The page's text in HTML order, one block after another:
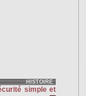
HISTOIRE
simple et